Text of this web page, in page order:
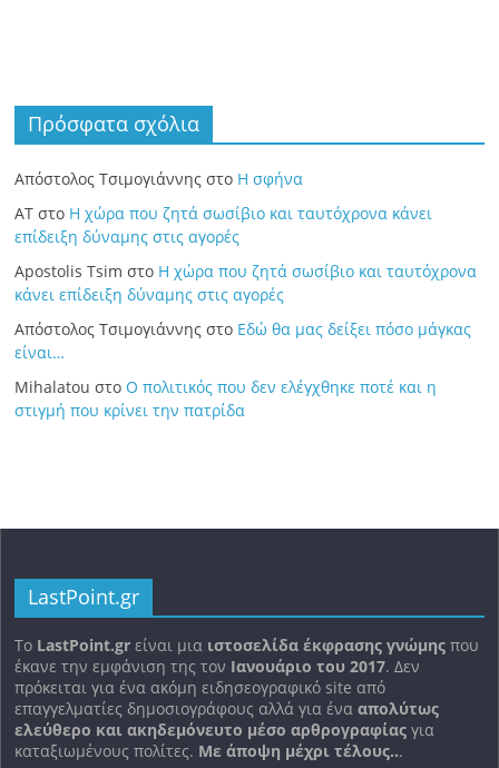
Πρόσφατα σχόλια
Απόστολος Τσιμογιάννης στο Η σφήνα
ΑΤ στο Η χώρα που ζητά σωσίβιο και ταυτόχρονα κάνει
επίδειξη δύναμης στις αγορές
Apostolis Tsim στο Η χώρα που ζητά σωσίβιο και ταυτόχρονα
κάνει επίδειξη δύναμης στις αγορές
Απόστολος Τσιμογιάννης στο Εδώ θα μας δείξει πόσο μάγκας
είναι…
Mihalatou στοΟ πολιτικός που δεν ελέγχθηκε ποτέ και η
στιγμή που κρίνει την πατρίδα
LastPoint.gr
To LastPoint.gr είναι μια ιστοσελίδα έκφρασης γνώμης που
έκανε την εμφάνιση της τον Ιανουάριο του 2017. Δεν
πρόκειται για ένα ακόμη ειδησεογραφικό site από
επαγγελματίες δημοσιογράφους αλλά για ένααπολύτως
ελεύθερο και ακηδεμόνευτο μέσο αρθρογραφίας για
καταξιωμένους πολίτες. Με άποψη μέχρι τέλους...